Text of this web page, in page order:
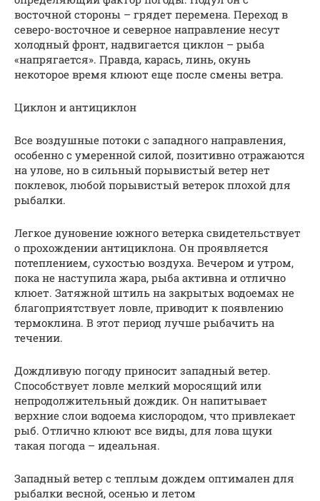
восточной стороны – грядет перемена. Переход в
северо-восточное и северное направление несут
холодный фронт, надвигается циклон – рыба
«напрягается». Правда, карась, линь, окунь
некоторое время клюют еще после смены ветра.
Циклон и антициклон
Все воздушные потоки с западного направления,
особенно с умеренной силой, позитивно отражаются
на улове, но в сильный порывистый ветер нет
поклевок, любой порывистый ветерок плохой для
рыбалки.
Легкое дуновение южного ветерка свидетельствует
о прохождении антициклона. Он проявляется
потеплением, сухостью воздуха. Вечером и утром,
пока не наступила жара, рыба активна и отлично
клюет. Затяжной штиль на закрытых водоемах не
благоприятствует ловле, приводит к появлению
термоклина. В этот период лучше рыбачить на
течении.
Дождливую погоду приносит западный ветер.
Способствует ловле мелкий моросящий или
непродолжительный дождик. Он напитывает
верхние слои водоема кислородом, что привлекает
рыб. Отлично клюют все виды, для лова щуки
такая погода – идеальная.
Западный ветер с теплым дождем оптимален для
рыбалки весной, осенью и летом